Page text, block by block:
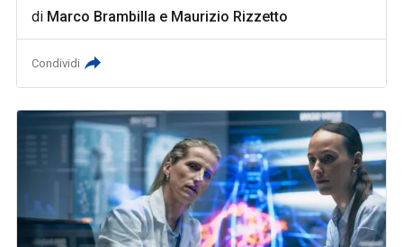
di Marco Brambilla e Maurizio Rizzetto
Condividi